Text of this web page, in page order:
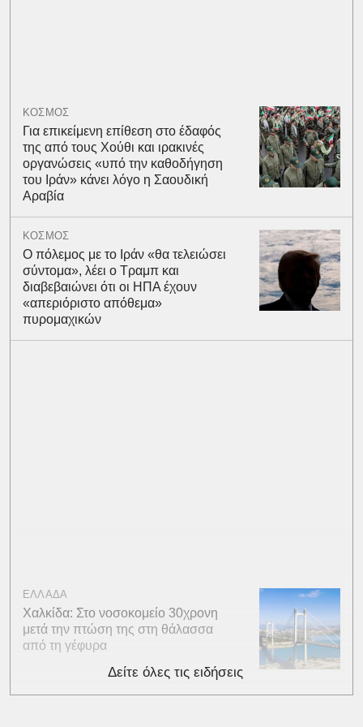
ΚΟΣΜΟΣ
Για επικείμενη επίθεση στο έδαφός
της από τους Χούθι και ιρακινές
οργανώσεις «υπό την καθοδήγηση
του Ιράν» κάνει λόγο η Σαουδική
Αραβία
ΚΟΣΜΟΣ
Ο πόλεμος με το Ιράν «θα τελειώσει
σύντομα», λέει ο Τραμπ και
διαβεβαιώνει ότι οι ΗΠΑ έχουν
«απεριόριστο απόθεμα»
πυρομαχικών
ΕΛΛΑΔΑ
Χαλκίδα: Στο νοσοκομείο 30χρονη
μετά την πτώση της στη θάλασσα
από τη γέφυρα
Δείτε όλες τις ειδήσεις